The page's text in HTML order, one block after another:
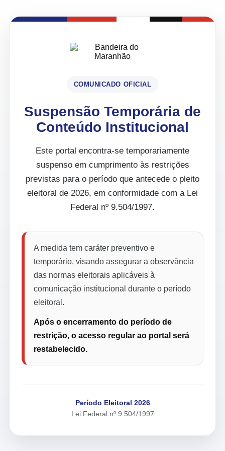
COMUNICADO OFICIAL
Suspensão Temporária de
Conteúdo Institucional
Este portal encontra-se temporariamente
suspenso em cumprimento às restrições
previstas para o período que antecede o pleito
eleitoral de 2026, em conformidade com a Lei
Federal nº 9.504/1997.
A medida tem caráter preventivo e
temporário, visando assegurar a observância
das normas eleitorais aplicáveis à
comunicação institucional durante o período
eleitoral.
Após o encerramento do período de
restrição, o acesso regular ao portal será
restabelecido.
Período Eleitoral 2026
Lei Federal nº 9.504/1997